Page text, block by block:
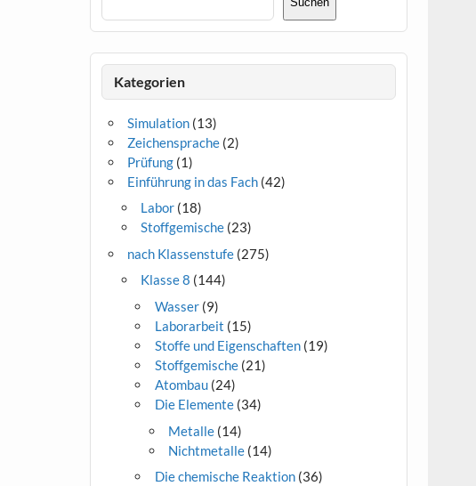
Kategorien
Simulation (13)
Zeichensprache (2)
Prüfung (1)
Einführung in das Fach (42)
Labor (18)
Stoffgemische (23)
nach Klassenstufe (275)
Klasse 8 (144)
Wasser(9)
Laborarbeit (15)
Stoffe und Eigenschaften(19)
Stoffgemische(21)
Atombau(24)
Die Elemente(34)
Metalle(14)
Nichtmetalle(14)
Die chemische Reaktion(36)